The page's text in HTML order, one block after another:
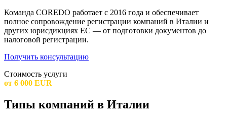
Команда COREDO работает с 2016 года и обеспечивает
полное сопровождение регистрации компаний в Италии и
других юрисдикциях ЕС — от подготовки документов до
налоговой регистрации.
Получить консультацию
Стоимость услуги
от 6 000 EUR
Типы компаний в Италии